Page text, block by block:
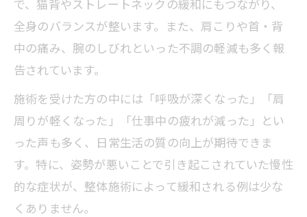
ストレッチと整体を組み合わせた巻肩対策の
コツ
巻肩改善のための整体とストレッチ効果
巻肩矯正を加速する整体×セルフストレ
ッチ習慣
自宅でできる巻肩ストレッチと整体の活
で、猫背やストレートネックの緩和にもつながり、
全身のバランスが整います。また、肩こりや首・背
中の痛み、腕のしびれといった不調の軽減も多く報
告されています。
施術を受けた方の中には「呼吸が深くなった」「肩
周りが軽くなった」「仕事中の疲れが減った」とい
った声も多く、日常生活の質の向上が期待できま
す。特に、姿勢が悪いことで引き起こされていた慢性
的な症状が、整体施術によって緩和される例は少な
くありません。